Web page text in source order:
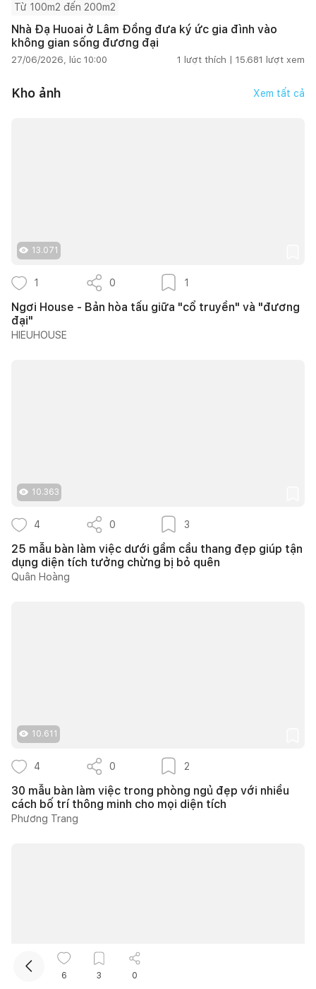
Từ 100m2 đến 200m2
Nhà Đạ Huoai ở Lâm Đồng đưa ký ức gia đình vào
không gian sống đương đại
27/06/2026, lúc 10:00 1 lượt thích | 15.681 lượt xem
Kho ảnh Xem tất cả
13.071
1 0 1
Ngơi House - Bản hòa tấu giữa "cổ truyền" và "đương
đại"
HIEUHOUSE
10.363
4 0 3
25 mẫu bàn làm việc dưới gầm cầu thang đẹp giúp tận
dụng diện tích tưởng chừng bị bỏ quên
Quân Hoàng
10.611
4 0 2
30 mẫu bàn làm việc trong phòng ngủ đẹp với nhiều
cách bố trí thông minh cho mọi diện tích
Phương Trang
6 3 0